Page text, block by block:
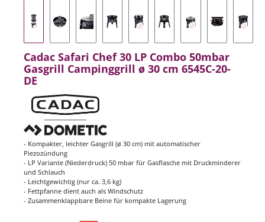
Cadac Safari Chef 30 LP Combo 50mbar
Gasgrill Campinggrill ø 30 cm 6545C-20-
DE
- Kompakter, leichter Gasgrill (ø 30 cm) mit automatischer
Piezozündung
- LP Variante (Niederdruck) 50 mbar für Gasflasche mit Druckminderer
und Schlauch
- Leichtgewichtig (nur ca. 3,6 kg)
- Fettpfanne dient auch als Windschutz
- Zusammenklappbare Beine für kompakte Lagerung